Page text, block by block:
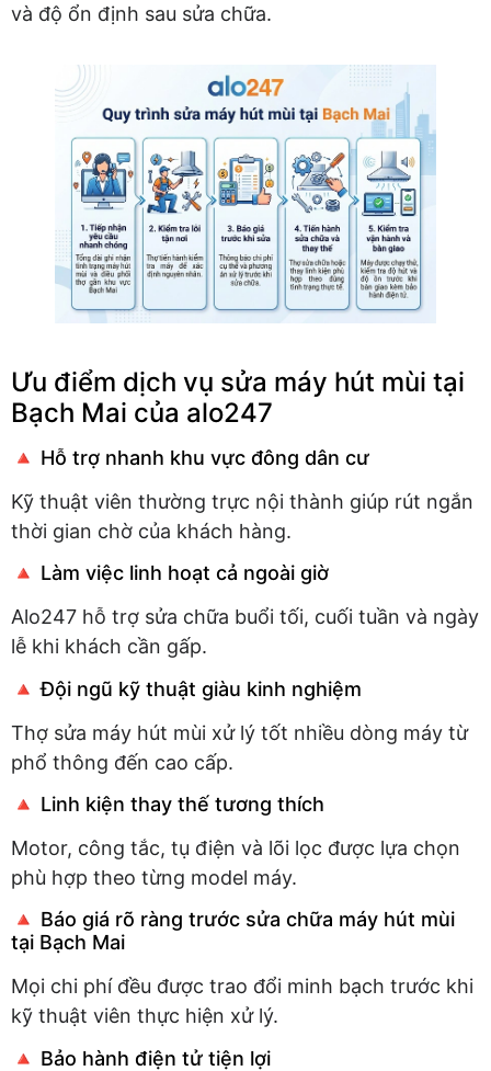
và độ ổn định sau sửa chữa.
Ưu điểm dịch vụ sửa máy hút mùi tại
Bạch Mai của alo247
🔺 Hỗ trợ nhanh khu vực đông dân cư
Kỹ thuật viên thường trực nội thành giúp rút ngắn
thời gian chờ của khách hàng.
🔺 Làm việc linh hoạt cả ngoài giờ
Alo247 hỗ trợ sửa chữa buổi tối, cuối tuần và ngày
lễ khi khách cần gấp.
🔺 Đội ngũ kỹ thuật giàu kinh nghiệm
Thợ sửa máy hút mùi xử lý tốt nhiều dòng máy từ
phổ thông đến cao cấp.
🔺 Linh kiện thay thế tương thích
Motor, công tắc, tụ điện và lõi lọc được lựa chọn
phù hợp theo từng model máy.
🔺 Báo giá rõ ràng trước sửa chữa máy hút mùi
tại Bạch Mai
Mọi chi phí đều được trao đổi minh bạch trước khi
kỹ thuật viên thực hiện xử lý.
🔺 Bảo hành điện tử tiện lợi